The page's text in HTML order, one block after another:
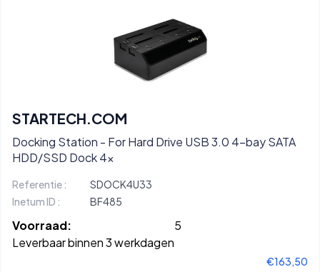
STARTECH.COM
Docking Station - For Hard Drive USB 3.0 4-bay SATA
HDD/SSD Dock 4x
Referentie :
SDOCK4U33
Inetum ID :
BF485
Voorraad:
5
Leverbaar binnen 3 werkdagen
€163,50